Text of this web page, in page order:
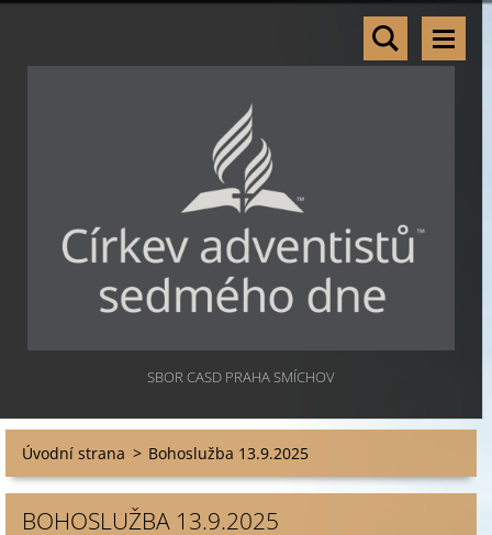
SBOR CASD PRAHA SMÍCHOV
Úvodní strana > Bohoslužba 13.9.2025
BOHOSLUŽBA 13.9.2025